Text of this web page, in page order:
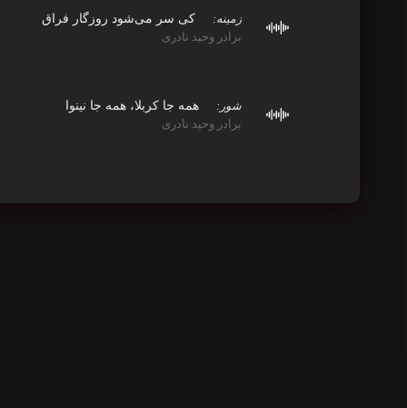
زمینه: کی سر می‌شود روزگار فراق
برادر وحید نادری
شور: همه جا کربلا، همه جا نینوا
برادر وحید نادری